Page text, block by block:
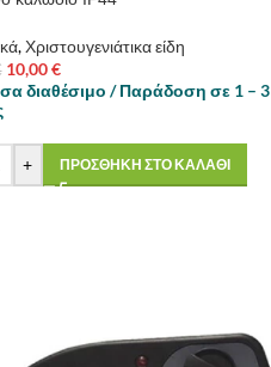
, Χριστουγενιάτικα είδη
10,00€
διαθέσιμο / Παράδοση σε 1 – 3
+ ΠΡΟΣΘΗΚΗ ΣΤΟ ΚΑΛΑΘΙ